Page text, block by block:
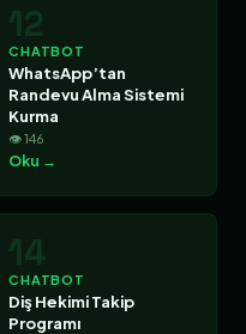
12
CHATBOT
WhatsApp’tan
Randevu Alma Sistemi
Kurma
👁 146
Oku →
14
CHATBOT
Diş Hekimi Takip
Programı